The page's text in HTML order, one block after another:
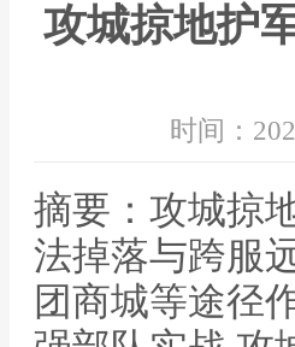
攻城掠地护
时间：
摘要：攻城掠
法掉落与跨服
团商城等途径